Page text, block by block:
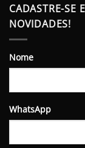
CADASTRE-SE
NOVIDADES!
Nome
WhatsApp